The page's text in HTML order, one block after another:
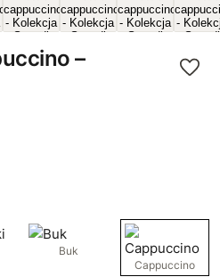
–
Buk
Cappuccino